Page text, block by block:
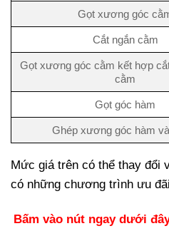
Gọt xương góc
Cắt ngắn cằm
Gọt xương góc cằm kết hợp
cằm
Gọt góc hàm
Ghép xương góc hàm
Mức giá trên có thể thay đổi
có những chương trình ưu
Bấm vào nút ngay dưới